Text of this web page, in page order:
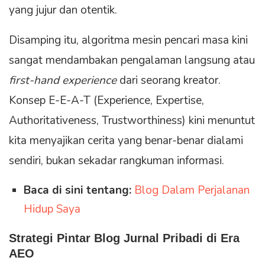
yang jujur dan otentik.
Disamping itu, algoritma mesin pencari masa kini
sangat mendambakan pengalaman langsung atau
first-hand experiencedari seorang kreator.
Konsep E-E-A-T (Experience, Expertise,
Authoritativeness, Trustworthiness) kini menuntut
kita menyajikan cerita yang benar-benar dialami
sendiri, bukan sekadar rangkuman informasi.
Baca di sini tentang: Blog Dalam Perjalanan
Hidup Saya
Strategi Pintar Blog Jurnal Pribadi di Era
AEO